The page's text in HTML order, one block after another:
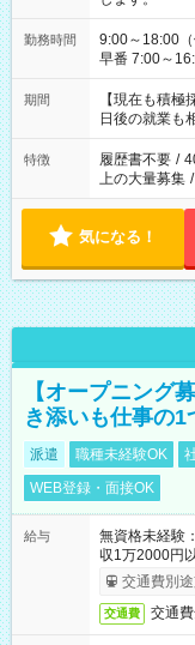
勤務時間
9:00～18:00（休憩60分） ■ご希望
早番 7:00～16:00 遅番
い」 「余裕を
たくない」 など
の方へ 今ご覧
の勤務時間。
期間
【現在も積
日後の就業も
特徴 履歴書不要 /
上の大量募集 /
気になる！
【オープニング
き添いも仕事の1
派遣 職種未経験OK
WEB登録・面接OK
給与
無資格未経
収1万2000円
交通費別
交通費 交通